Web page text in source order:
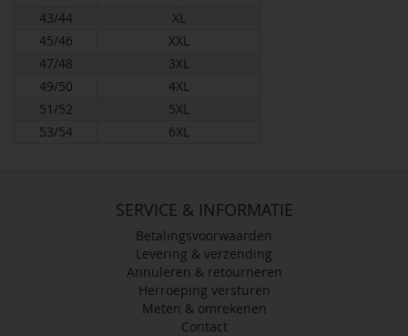
43/44
XL
45/46
XXL
47/48
3XL
49/50
4XL
51/52
5XL
53/54
6XL
SERVICE & INFORMATIE
Betalingsvoorwaarden
Levering & verzending
Annuleren & retourneren
Herroeping versturen
Meten & omrekenen
Contact